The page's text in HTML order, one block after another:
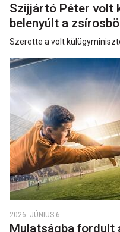
Szijjártó Péter volt
belenyúlt a
Szerette a volt
2026. JÚNIUS 6.
Mulatságba fordult